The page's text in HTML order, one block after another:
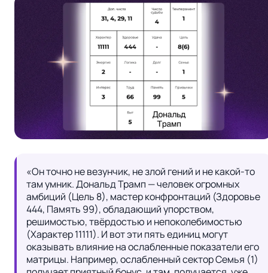
«Он точно не везунчик, не злой гений и не какой-то
там умник. Дональд Трамп — человек огромных
амбиций (Цель 8), мастер конфронтаций (Здоровье
444, Память 99), обладающий упорством,
решимостью, твёрдостью и непоколебимостью
(Характер 11111). И вот эти пять единиц могут
оказывать влияние на ослабленные показатели его
матрицы. Например, ослабленный сектор Семья (1)